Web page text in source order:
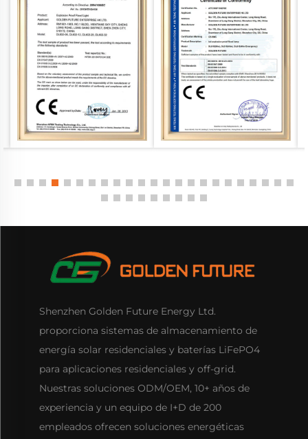
Shenzhen Golden Future Energy Ltd.
proporciona sistemas de almacenamiento de
energía solar residenciales y baterías LiFePO4
para aplicaciones residenciales y off-grid.
Nuestras soluciones ODM/OEM, 10+ años de
experiencia y un equipo de I+D de 200
empleados ofrecen soluciones energéticas